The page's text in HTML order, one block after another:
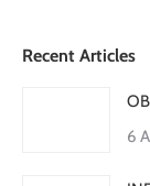
Recent Articles
6